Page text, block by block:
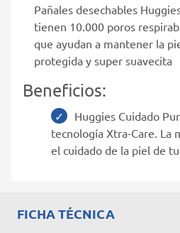
Pañales desechables
tienen 10.000 poros
que ayudan a mantener la
protegida y super suavecita
Beneficios:
Huggies Cuidado
tecnología Xtra-Care. La
el cuidado de la piel de tu
FICHA TÉCNICA